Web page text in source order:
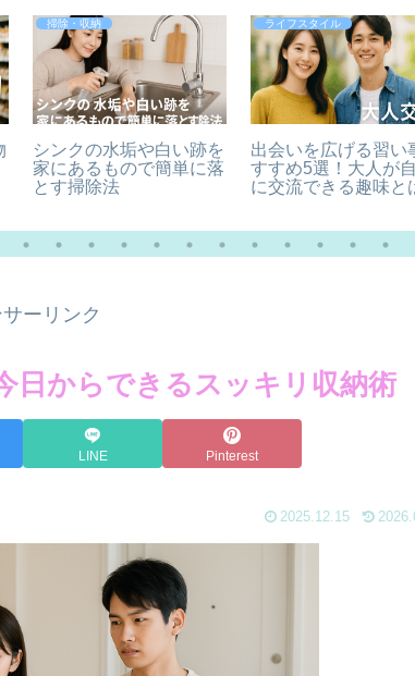
掃除・収納
シンクの水垢や白い跡を
家にあるもので簡単に落
とす掃除法
ライフスタイル
出会いを広げる習い
すすめ5選！大人が
に交流できる趣味と
ーリンク
日からできるスッキリ収納術
LINE Pinterest
2025.12.15